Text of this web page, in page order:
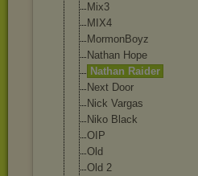
Mix3
MIX4
MormonBoyz
Nathan Hope
Nathan Raider
Next Door
Nick Vargas
Niko Black
OIP
Old
Old 2